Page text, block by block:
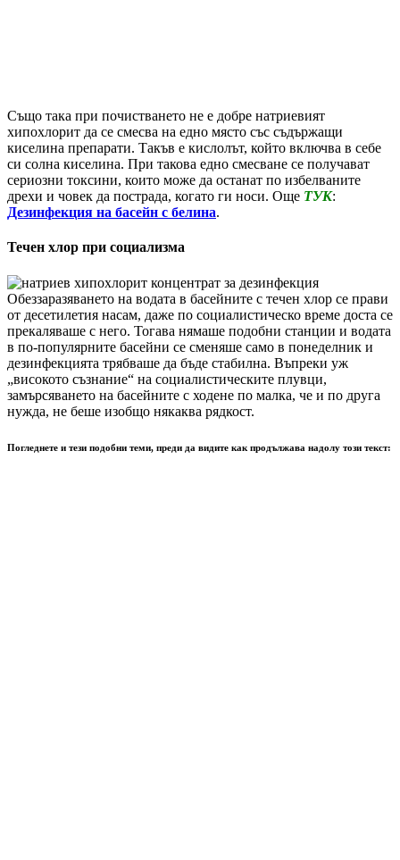
Също така при почистването не е добре натриевият
хипохлорит да се смесва на едно място със съдържащи
киселина препарати. Такъв е кислолът, който включва в себе
си солна киселина. При такова едно смесване се получават
сериозни токсини, които може да останат по избелваните
дрехи и човек да пострада, когато ги носи. Още ТУК:
Дезинфекция на басейн с белина.
Течен хлор при социализма
Обеззаразяването на водата в басейните с течен хлор се прави
от десетилетия насам, даже по социалистическо време доста се
прекаляваше с него. Тогава нямаше подобни станции и водата
в по-популярните басейни се сменяше само в понеделник и
дезинфекцията трябваше да бъде стабилна. Въпреки уж
„високото съзнание“ на социалистическите плувци,
замърсяването на басейните с ходене по малка, че и по друга
нужда, не беше изобщо някаква рядкост.
Погледнете и тези подобни теми, преди да видите как продължава надолу този текст: